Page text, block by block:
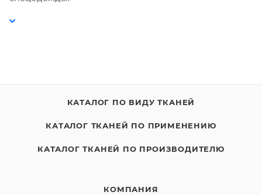
КАТАЛОГ ПО ВИДУ ТКАНЕЙ
КАТАЛОГ ТКАНЕЙ ПО ПРИМЕНЕНИЮ
КАТАЛОГ ТКАНЕЙ ПО ПРОИЗВОДИТЕЛЮ
КОМПАНИЯ